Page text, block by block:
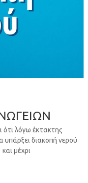
λόγω έκτακτης
υπάρξει διακοπή νερού
μέχρι